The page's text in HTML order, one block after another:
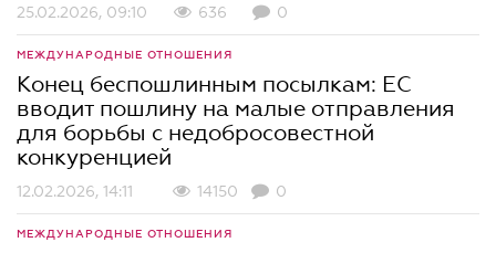
25.02.2026, 09:10 636 0
МЕЖДУНАРОДНЫЕ ОТНОШЕНИЯ
Конец беспошлинным посылкам: ЕС
вводит пошлину на малые отправления
для борьбы с недобросовестной
конкуренцией
12.02.2026, 14:11 14150 0
МЕЖДУНАРОДНЫЕ ОТНОШЕНИЯ